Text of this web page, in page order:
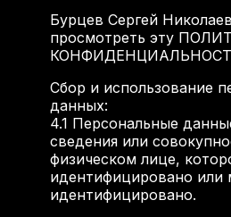
Бурцев Сергей
просмотреть эту
Сбор и использование
данных:
4.1 Персональные
сведения или
физическом лице,
идентифицировано или
идентифицировано.